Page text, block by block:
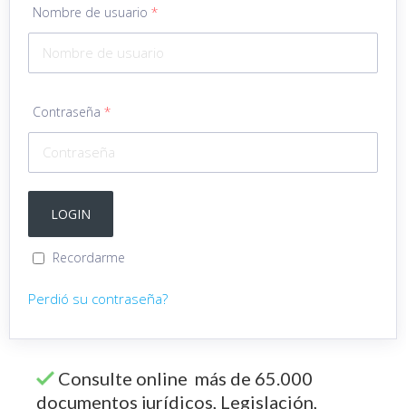
Nombre de usuario *
Contraseña *
Recordarme
Perdió su contraseña?
Consulte online más de 65.000
documentos jurídicos, Legislación,